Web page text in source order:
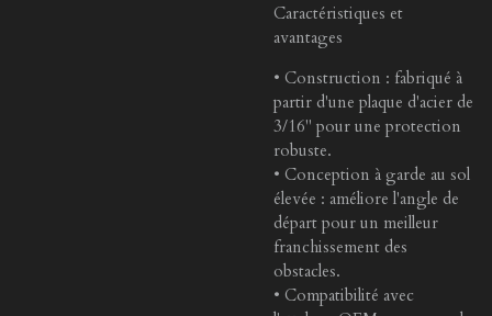
Caractéristiques et
avantages
• Construction : fabriqué à
partir d'une plaque d'acier de
3/16" pour une protection
robuste.
• Conception à garde au sol
élevée : améliore l'angle de
départ pour un meilleur
franchissement des
obstacles.
• Compatibilité avec